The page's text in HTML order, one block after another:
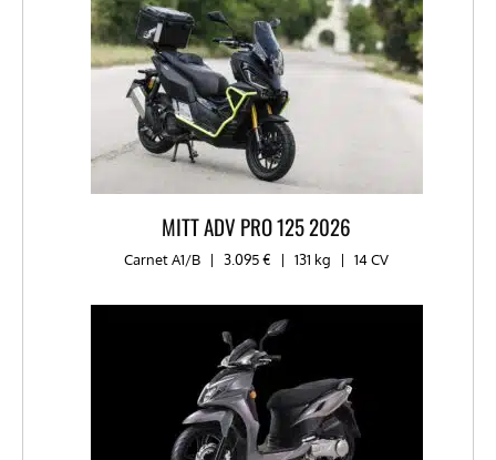
MITT ADV PRO 125 2026
Carnet A1/B | 3.095 € | 131 kg | 14 CV